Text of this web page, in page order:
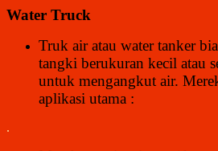
Water Truck
Truk air atau water tanker
tangki berukuran kecil atau
untuk mengangkut air.
aplikasi utama :
.